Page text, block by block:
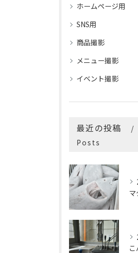
ホームページ用
SNS用
商品撮影
メニュー撮影
イベント撮影
最近の投稿
Posts
マ